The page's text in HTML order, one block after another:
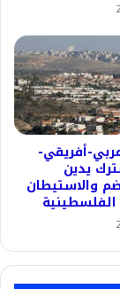
أفريقي-
يدين
والاستيطان